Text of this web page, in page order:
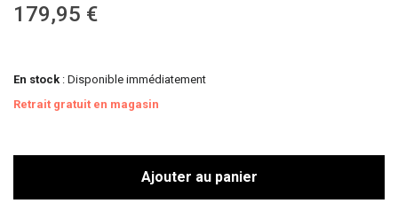
179,95 €
En stock : Disponible immédiatement
Retrait gratuit en magasin
Ajouter au panier